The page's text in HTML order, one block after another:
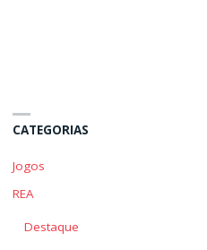
CATEGORIAS
Jogos
REA
Destaque